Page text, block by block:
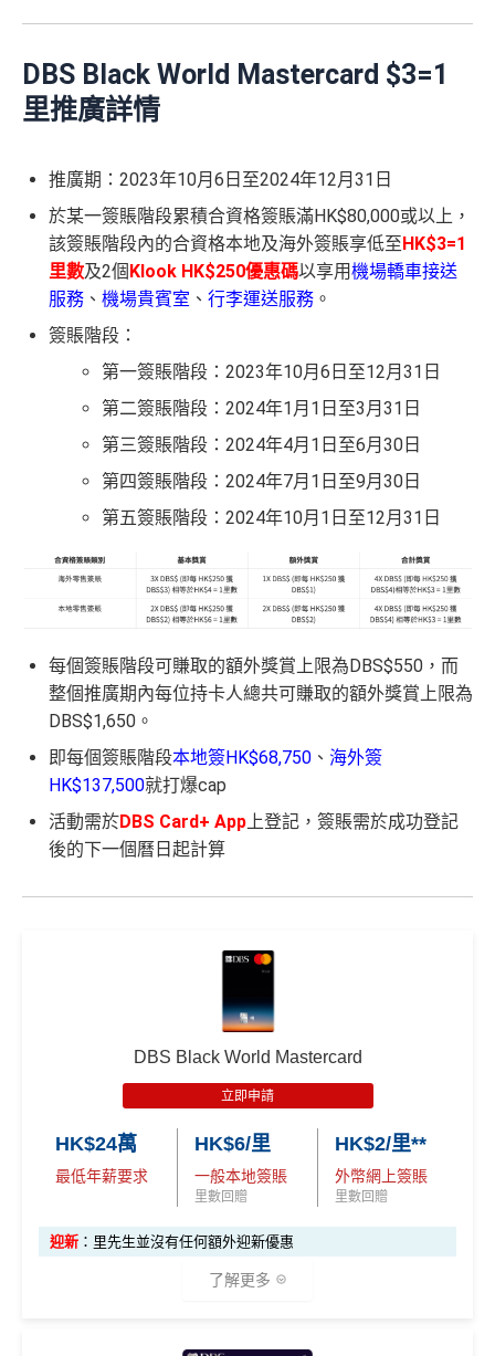
DBS Black World Mastercard $3=1
里推廣詳情
推廣期：2023年10月6日至2024年12月31日
於某一簽賬階段累積合資格簽賬滿HK$80,000或以上，
該簽賬階段內的合資格本地及海外簽賬享低至HK$3=1
里數及2個Klook HK$250優惠碼以享用機場轎車接送
服務 、 機場貴賓室 、 行李運送服務 。
簽賬階段：
第一簽賬階段：2023年10月6日至12月31日
第二簽賬階段：2024年1月1日至3月31日
第三簽賬階段：2024年4月1日至6月30日
第四簽賬階段：2024年7月1日至9月30日
第五簽賬階段：2024年10月1日至12月31日
每個簽賬階段可賺取的額外獎賞上限為DBS$550，而
整個推廣期內每位持卡人總共可賺取的額外獎賞上限為
DBS$1,650。
即每個簽賬階段本地簽HK$68,750 、 海外簽
HK$137,500就打爆cap
活動需於DBS Card+ App 上登記，簽賬需於成功登記
後的下一個曆日起計算
DBS Black World Mastercard
立即申請
HK$24萬
最低年薪要求
HK$6/里
一般本地簽賬
里數回贈
HK$2/里**
外幣網上簽賬
里數回贈
迎新 ：里先生並沒有任何額外迎新優惠
了解更多